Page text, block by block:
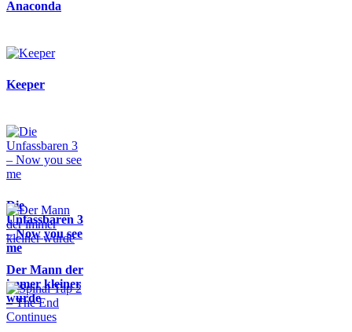
Anaconda
Keeper
Die
Unfassbaren 3
– Now you see
me
Der Mann der
immer kleiner
wurde